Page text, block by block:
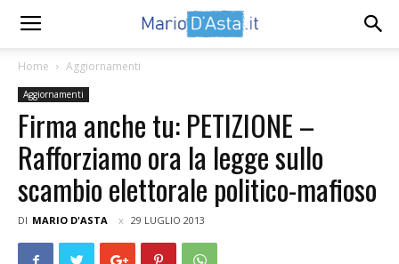
Home Aggiornamenti
Aggiornamenti
Firma anche tu: PETIZIONE –
Rafforziamo ora la legge sullo
scambio elettorale politico-mafioso
DI MARIO D'ASTA 29 LUGLIO 2013